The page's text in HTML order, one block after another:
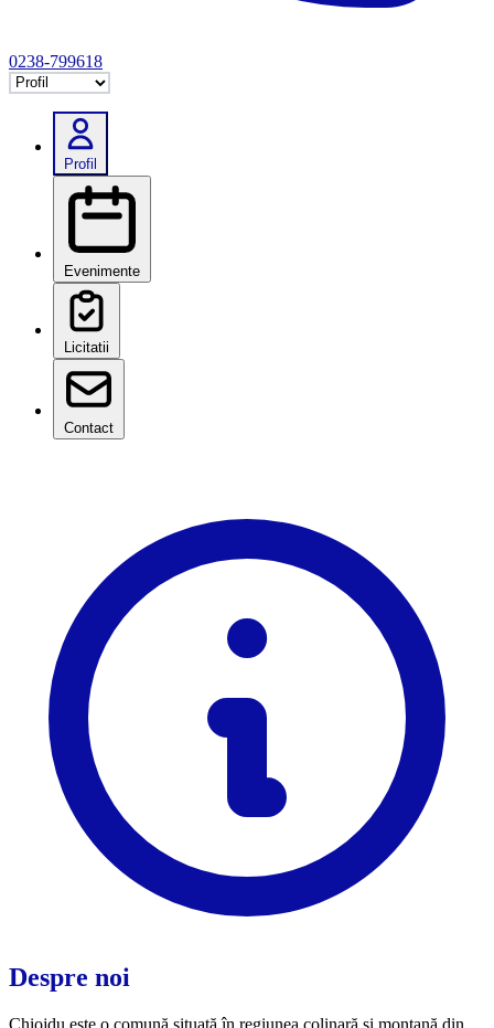
0238-799618
Selectează tab
Profil
Evenimente
Licitatii
Contact
Despre noi
Chiojdu este o comună situată în regiunea colinară și montană din